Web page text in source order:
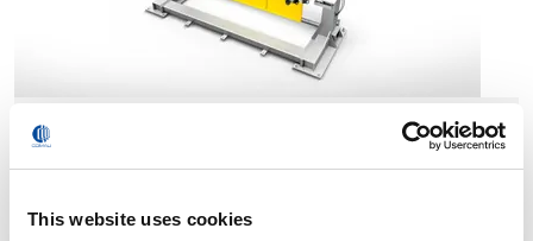
This website uses cookies
Posizionatori